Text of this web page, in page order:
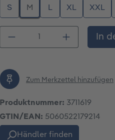
S M L XL XXL
Produkt Anzahl: In
Zum Merkzettel hinzufügen
Produktnummer: 3711619
GTIN/EAN: 5060522179214
Händler finden